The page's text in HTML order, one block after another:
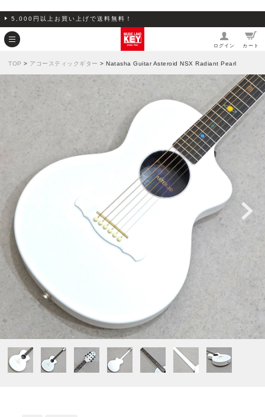
5,000円以上お買い上げで送料無料！
ログイン カート
TOP > アコースティックギター > Natasha Guitar Asteroid NSX Radiant Pearl